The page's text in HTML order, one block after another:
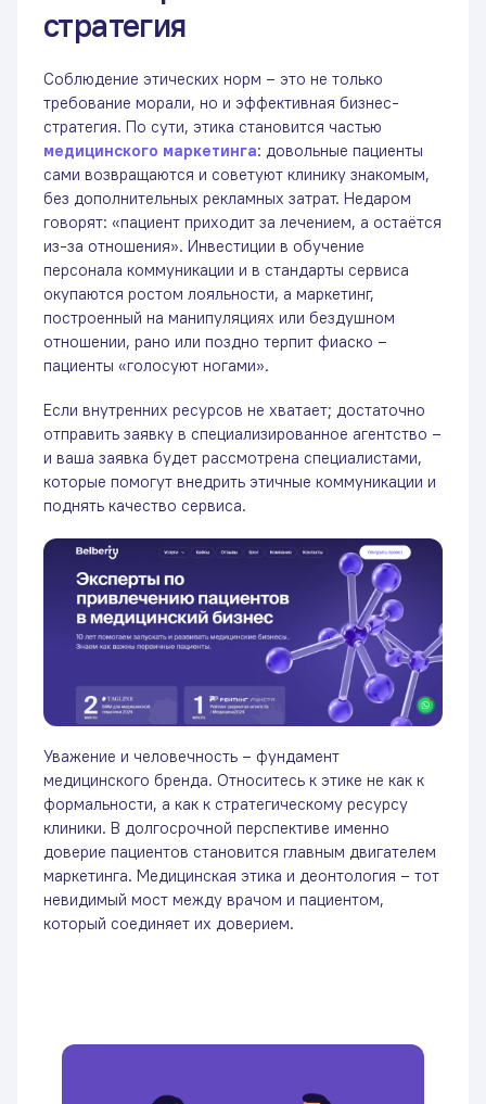
стратегия
Соблюдение этических норм – это не только
требование морали, но и эффективная бизнес-
стратегия. По сути, этика становится частью
медицинского маркетинга: довольные пациенты
сами возвращаются и советуют клинику знакомым,
без дополнительных рекламных затрат. Недаром
говорят: «пациент приходит за лечением, а остаётся
из-за отношения». Инвестиции в обучение
персонала коммуникации и в стандарты сервиса
окупаются ростом лояльности, а маркетинг,
построенный на манипуляциях или бездушном
отношении, рано или поздно терпит фиаско –
пациенты «голосуют ногами».
Если внутренних ресурсов не хватает; достаточно
отправить заявку в специализированное агентство –
и ваша заявка будет рассмотрена специалистами,
которые помогут внедрить этичные коммуникации и
поднять качество сервиса.
Уважение и человечность – фундамент
медицинского бренда. Относитесь к этике не как к
формальности, а как к стратегическому ресурсу
клиники. В долгосрочной перспективе именно
доверие пациентов становится главным двигателем
маркетинга. Медицинская этика и деонтология – тот
невидимый мост между врачом и пациентом,
который соединяет их доверием.